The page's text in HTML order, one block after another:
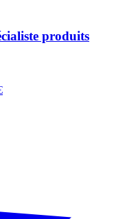
produits